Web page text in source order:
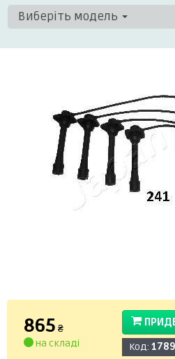
Виберіть модель
865 ₴
на складі
Код: